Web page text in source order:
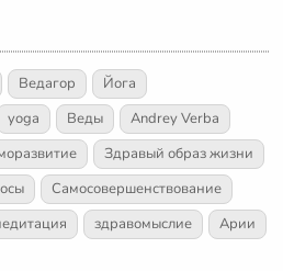
Ведагор
Йога
yoga Веды
Andrey Verba
Здравый образ жизни
Самосовершенствование
здравомыслие
Арии